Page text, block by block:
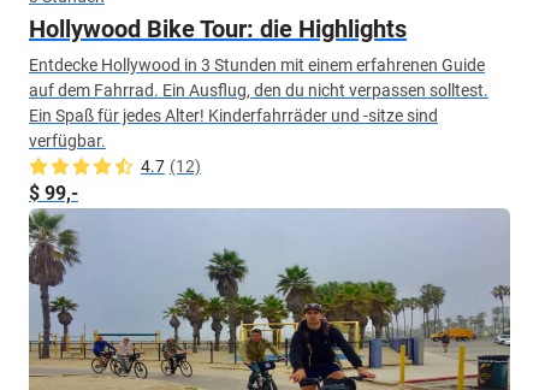
Hollywood Bike Tour: die Highlights
Entdecke Hollywood in 3 Stunden mit einem erfahrenen Guide
auf dem Fahrrad. Ein Ausflug, den du nicht verpassen solltest.
Ein Spaß für jedes Alter! Kinderfahrräder und -sitze sind
verfügbar.
4.7 (12)
$ 99,-